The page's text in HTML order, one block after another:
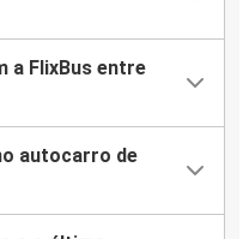
a FlixBus entre
autocarro de